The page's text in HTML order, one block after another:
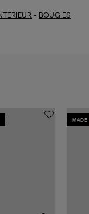
- BOUGIES
MADE